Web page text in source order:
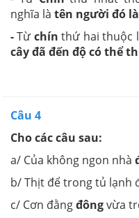
nghĩa là tên người đó
-Từ chínthứ hai thuộc
cây đã đến độ có thể
Câu 4
Cho các câu sau:
a/ Của không ngon nhà
b/ Thịt để trong tủ lạnh
c/ Cơn đằngđôngvừa